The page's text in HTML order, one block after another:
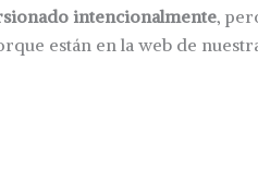
intencionalmente,
están en la web de